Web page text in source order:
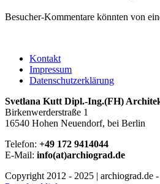
Besucher-Kommentare könnten von
Kontakt
Impressum
Datenschutzerklärung
Svetlana Kutt Dipl.-Ing.(FH)
Birkenwerderstraße 1
16540 Hohen Neuendorf, bei Berlin
Telefon: +49 172 9414044
E-Mail: info(at)archiograd.de
Copyright 2012 - 2025 |